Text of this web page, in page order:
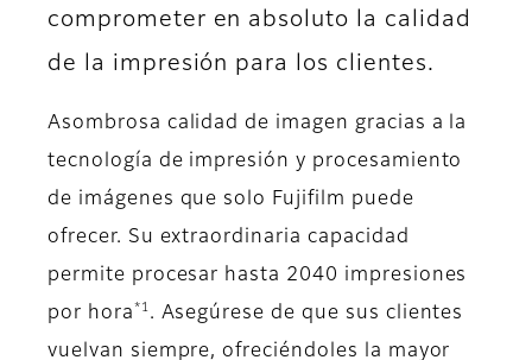
comprometer en absoluto la calidad
de la impresión para los clientes.
Asombrosa calidad de imagen gracias a la
tecnología de impresión y procesamiento
de imágenes que solo Fujifilm puede
ofrecer. Su extraordinaria capacidad
permite procesar hasta 2040 impresiones
por hora *1
. Asegúrese de que sus clientes
vuelvan siempre, ofreciéndoles la mayor